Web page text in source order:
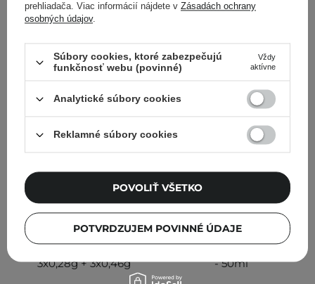
PRIDAŤ DO KOŠÍKA
Sungboon Editor - Deep
Collagen Melting Patch -
Rozpustné kolagénové
tampóny na tvár -
3x0,28g + 3x0,46g
Sungboon Editor - Centell
Lacto Skin Barrier
Relaxing Cream -
Upokojujúci pleťový krém
- 50ml
prehliadača. Viac informácií nájdete v Zásadách ochrany
osobných údajov.
Súbory cookies, ktoré zabezpečujú
funkčnosť webu (povinné)
Vždy
aktívne
Analytické súbory cookies
Reklamné súbory cookies
POTVRDZUJEM POVINNÉ ÚDAJE
POVOLIŤ VŠETKO